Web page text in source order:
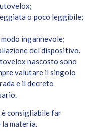
o poco leggibile;
ingannevole;
del dispositivo.
nascosto sono
valutare il singolo
e il decreto
è consigliabile far
materia.